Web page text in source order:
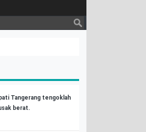
Tangerang tengoklah
berat.